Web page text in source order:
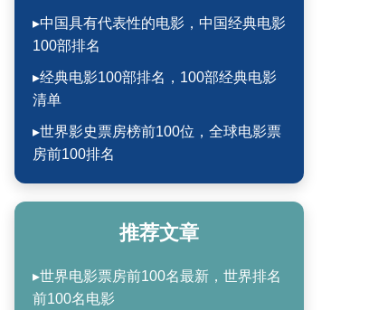
▸中国具有代表性的电影，中国经典电影
100部排名
▸经典电影100部排名，100部经典电影
清单
▸世界影史票房榜前100位，全球电影票
房前100排名
推荐文章
▸世界电影票房前100名最新，世界排名
前100名电影